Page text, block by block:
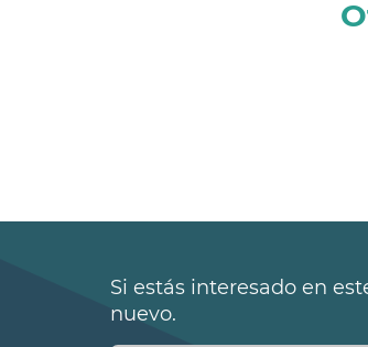
Si estás interesado en
nuevo.